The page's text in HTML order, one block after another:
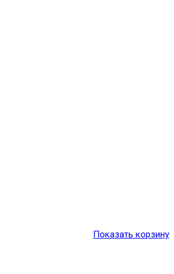
Показать корзину